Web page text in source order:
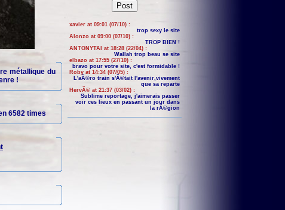
métallique du
!
6582 times
xavier at 09:01 (07/10) :
trop sexy le site
Alonzo at 09:00 (07/10) :
TROP BIEN !
ANTONYTAI at 18:28 (22/04) :
Wallah trop beau se site
elbazo at 17:55 (27/10) :
bravo pour votre site, c'est formidable !
Roby at 14:34 (07/05) :
L'aÃ©ro train s'Ã©tait l'avenir,vivement
que sa reparte
HervÃ© at 21:37 (03/02) :
Sublime reportage, j'aimerais passer
voir ces lieux en passant un jour dans
la rÃ©gion